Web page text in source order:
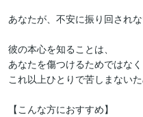
あなたが、不安に振り回され
彼の本心を知ることは、
あなたを傷つけるためではなく
これ以上ひとりで苦しまないた
【こんな方におすすめ】